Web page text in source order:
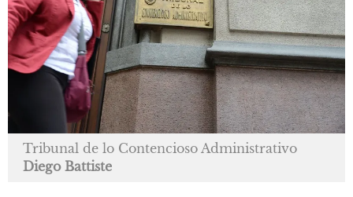
Tribunal de lo Contencioso Administrativo
Diego Battiste